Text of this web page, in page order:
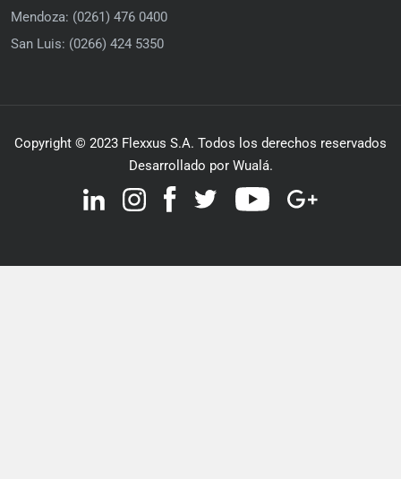
Mendoza: (0261) 476 0400
San Luis: (0266) 424 5350
Copyright © 2023 Flexxus S.A. Todos los derechos reservados
Desarrollado por Wualá.